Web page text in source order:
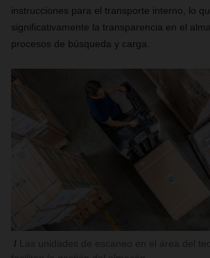
instrucciones para el transporte interno, lo
significativamente la transparencia en el
procesos de búsqueda y carga.